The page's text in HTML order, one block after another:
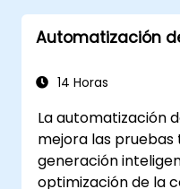
Automatización
14 Horas
La automatización
mejora las
generación
optimización de la